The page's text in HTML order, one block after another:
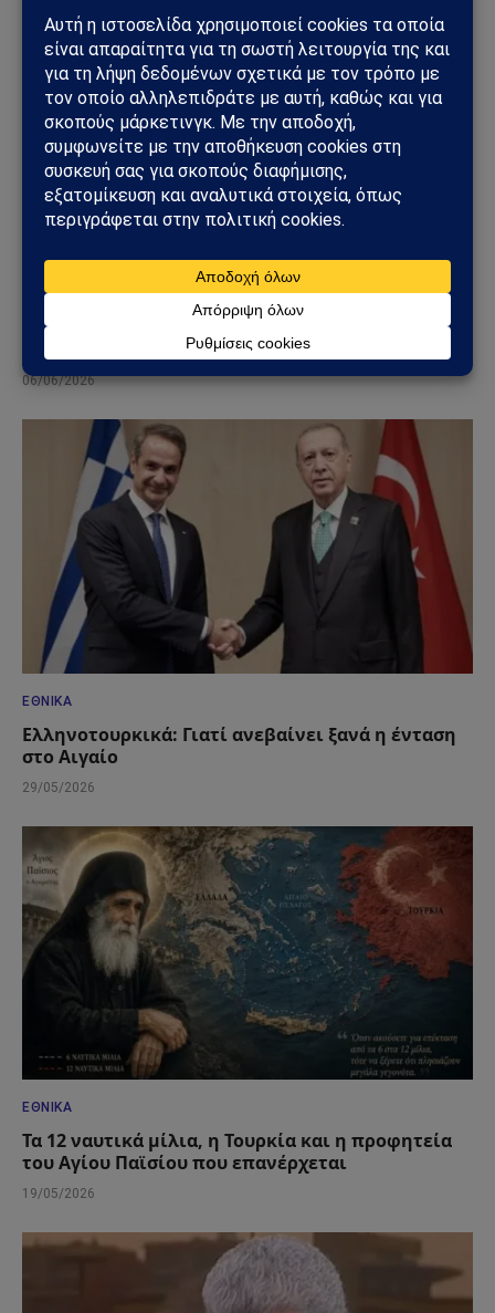
Κυριάκος Βελόπουλος: «Βυθίστε τους Τούρκους
στο Αιγαίο» – Η δήλωση που άναψε φωτιές στη
06/06/2026
ΕΘΝΙΚΆ
Ελληνοτουρκικά: Γιατί ανεβαίνει ξανά η ένταση
στο Αιγαίο
29/05/2026
ΕΘΝΙΚΆ
Τα 12 ναυτικά μίλια, η Τουρκία και η προφητεία
του Αγίου Παϊσίου που επανέρχεται
19/05/2026